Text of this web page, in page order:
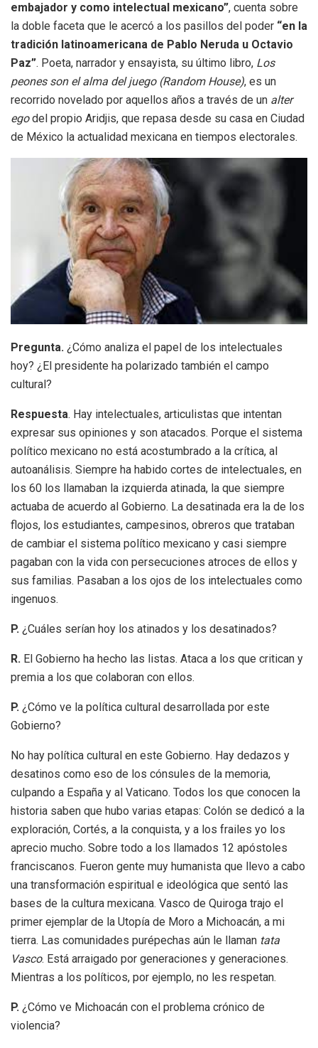
embajador y como intelectual mexicano”, cuenta sobre
la doble faceta que le acercó a los pasillos del poder “en la
tradición latinoamericana de Pablo Neruda u Octavio
Paz”. Poeta, narrador y ensayista, su último libro, Los
peones son el alma del juego (Random House), es un
recorrido novelado por aquellos años a través de un alter
egodel propio Aridjis, que repasa desde su casa en Ciudad
de México la actualidad mexicana en tiempos electorales.
Pregunta. ¿Cómo analiza el papel de los intelectuales
hoy? ¿El presidente ha polarizado también el campo
cultural?
Respuesta. Hay intelectuales, articulistas que intentan
expresar sus opiniones y son atacados. Porque el sistema
político mexicano no está acostumbrado a la crítica, al
autoanálisis. Siempre ha habido cortes de intelectuales, en
los 60 los llamaban la izquierda atinada, la que siempre
actuaba de acuerdo al Gobierno. La desatinada era la de los
flojos, los estudiantes, campesinos, obreros que trataban
de cambiar el sistema político mexicano y casi siempre
pagaban con la vida con persecuciones atroces de ellos y
sus familias. Pasaban a los ojos de los intelectuales como
ingenuos.
P. ¿Cuáles serían hoy los atinados y los desatinados?
R. El Gobierno ha hecho las listas. Ataca a los que critican y
premia a los que colaboran con ellos.
P. ¿Cómo ve la política cultural desarrollada por este
Gobierno?
No hay política cultural en este Gobierno. Hay dedazos y
desatinos como eso de los cónsules de la memoria,
culpando a España y al Vaticano. Todos los que conocen la
historia saben que hubo varias etapas: Colón se dedicó a la
exploración, Cortés, a la conquista, y a los frailes yo los
aprecio mucho. Sobre todo a los llamados 12 apóstoles
franciscanos. Fueron gente muy humanista que llevo a cabo
una transformación espiritual e ideológica que sentó las
bases de la cultura mexicana. Vasco de Quiroga trajo el
primer ejemplar de la Utopía de Moro a Michoacán, a mi
tierra. Las comunidades purépechas aún le llaman tata
Vasco. Está arraigado por generaciones y generaciones.
Mientras a los políticos, por ejemplo, no les respetan.
P. ¿Cómo ve Michoacán con el problema crónico de
violencia?